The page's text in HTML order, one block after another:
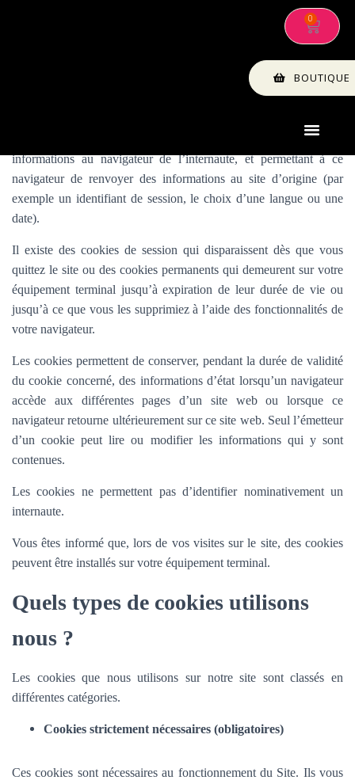
BOUTIQUE
d’un internaute et utilisées par le site pour envoyer des
informations au navigateur de l’internaute, et permettant à ce
navigateur de renvoyer des informations au site d’origine (par
exemple un identifiant de session, le choix d’une langue ou une
date).
Il existe des cookies de session qui disparaissent dès que vous
quittez le site ou des cookies permanents qui demeurent sur votre
équipement terminal jusqu’à expiration de leur durée de vie ou
jusqu’à ce que vous les supprimiez à l’aide des fonctionnalités de
votre navigateur.
Les cookies permettent de conserver, pendant la durée de validité
du cookie concerné, des informations d’état lorsqu’un navigateur
accède aux différentes pages d’un site web ou lorsque ce
navigateur retourne ultérieurement sur ce site web. Seul l’émetteur
d’un cookie peut lire ou modifier les informations qui y sont
contenues.
Les cookies ne permettent pas d’identifier nominativement un
internaute.
Vous êtes informé que, lors de vos visites sur le site, des cookies
peuvent être installés sur votre équipement terminal.
Quels types de cookies utilisons
nous ?
Les cookies que nous utilisons sur notre site sont classés en
différentes catégories.
Cookies strictement nécessaires (obligatoires)
Ces cookies sont nécessaires au fonctionnement du Site. Ils vous